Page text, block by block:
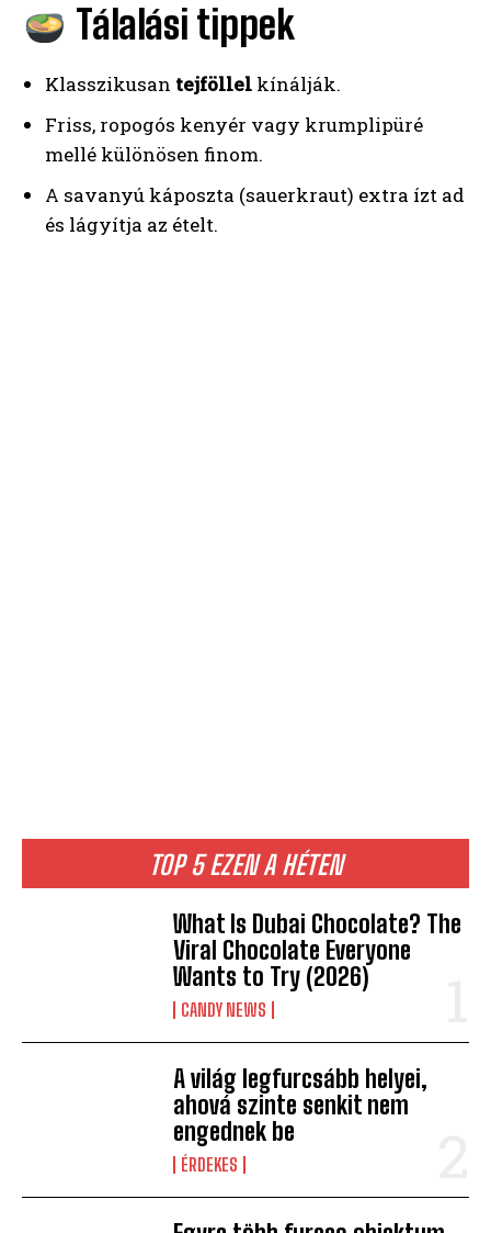
TOP 5 EZEN A HÉTEN
What Is Dubai Chocolate? The
Viral Chocolate Everyone
Wants to Try (2026)
CANDY NEWS
A világ legfurcsább helyei,
ahová szinte senkit nem
engednek be
ÉRDEKES
Tálalási tippek
Klasszikusan tejföllel kínálják.
Friss, ropogós kenyér vagy krumplipüré
mellé különösen finom.
A savanyú káposzta (sauerkraut) extra ízt ad
és lágyítja az ételt.